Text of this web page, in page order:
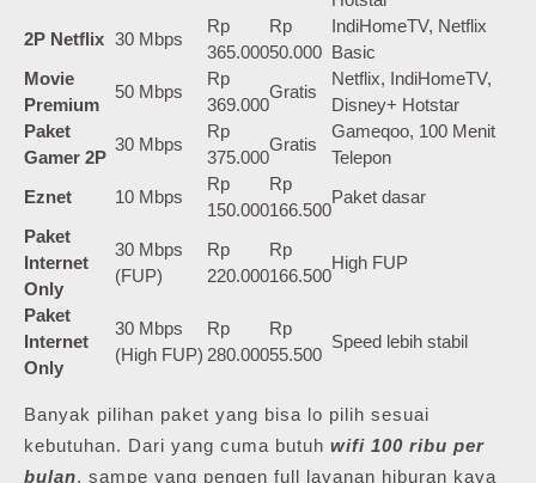
2P Netflix 30 Mbps
Rp
365.000
Rp
50.000
IndiHomeTV, Netflix
Basic
Movie
Premium
50 Mbps
Rp
369.000
Gratis
Netflix, IndiHomeTV,
Disney+ Hotstar
Paket
Gamer 2P
30 Mbps
Rp
375.000
Gratis
Gameqoo, 100 Menit
Telepon
Eznet
10 Mbps
Rp
150.000
Rp
166.500
Paket dasar
Paket
Internet
Only
30 Mbps
(FUP)
Rp
220.000
Rp
166.500
High FUP
Paket
Internet
Only
30 Mbps
(High FUP)
Rp
280.000
Rp
55.500
Speed lebih stabil
Banyak pilihan paket yang bisa lo pilih sesuai
kebutuhan. Dari yang cuma butuh wifi 100 ribu per
bulan, sampe yang pengen full layanan hiburan kaya